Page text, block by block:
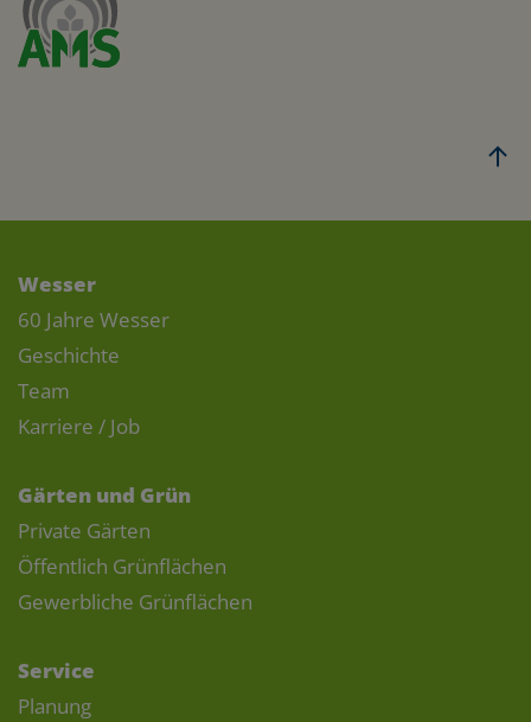
Wesser
60 Jahre Wesser
Geschichte
Team
Karriere / Job
Gärten und Grün
Private Gärten
Öffentlich Grünflächen
Gewerbliche Grünflächen
Service
Planung